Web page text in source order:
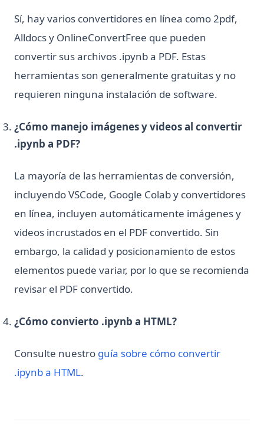
Sí, hay varios convertidores en línea como 2pdf,
Alldocs y OnlineConvertFree que pueden
convertir sus archivos .ipynb a PDF. Estas
herramientas son generalmente gratuitas y no
requieren ninguna instalación de software.
¿Cómo manejo imágenes y videos al convertir
.ipynb a PDF?
La mayoría de las herramientas de conversión,
incluyendo VSCode, Google Colab y convertidores
en línea, incluyen automáticamente imágenes y
videos incrustados en el PDF convertido. Sin
embargo, la calidad y posicionamiento de estos
elementos puede variar, por lo que se recomienda
revisar el PDF convertido.
¿Cómo convierto .ipynb a HTML?
Consulte nuestro guía sobre cómo convertir
.ipynb a HTML.